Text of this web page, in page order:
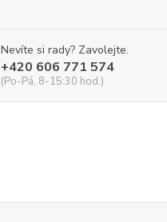
Nevíte si rady? Zavolejte.
+420 606 771 574
(Po-Pá, 8-15:30 hod.)